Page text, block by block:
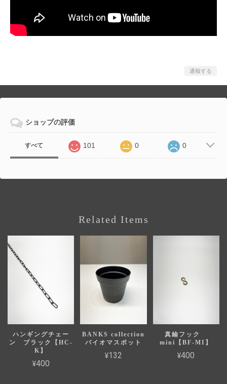
通報する
ショップの評価
すべて 101 0 0
Related Items
ハンギングチェー
ン ブラック【HC-
K】
¥400
BANKS collection
バイオマスポット
¥132
真鍮フック
mini【BF-MI】
¥400